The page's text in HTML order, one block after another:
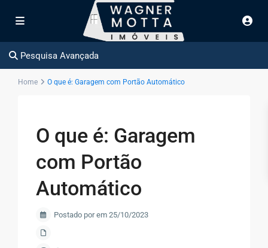
Pesquisa Avançada
Home O que é: Garagem com Portão Automático
O que é: Garagem
com Portão
Automático
Postado por em 25/10/2023